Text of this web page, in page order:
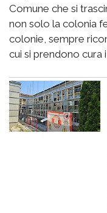
Comune che si
non solo la colonia
colonie, sempre
cui si prendono cura